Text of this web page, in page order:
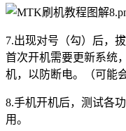
7.出现对号（勾）后，
首次开机需要更新系统
机，以防断电。（可能
8.手机开机后，测试各
用。